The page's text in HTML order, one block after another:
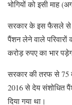
भोगियों को इसी माह
सरकार के इस फैसले से
पैंशन लेने वाले
करोड़ रुपए का भार
सरकार की तरफ से 75
2016 से देय संशोधित
दिया गया था।